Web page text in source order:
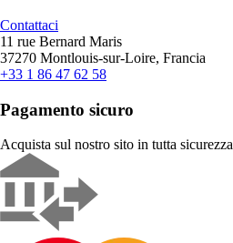
Contattaci
11 rue Bernard Maris
37270 Montlouis-sur-Loire, Francia
+33 1 86 47 62 58
Pagamento sicuro
Acquista sul nostro sito in tutta sicurezza